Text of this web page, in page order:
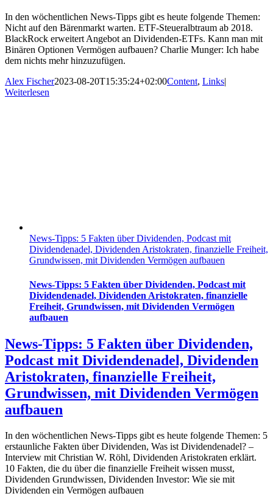
In den wöchentlichen News-Tipps gibt es heute folgende Themen:
Nicht auf den Bärenmarkt warten. ETF-Steueralbtraum ab 2018.
BlackRock erweitert Angebot an Dividenden-ETFs. Kann man mit
Binären Optionen Vermögen aufbauen? Charlie Munger: Ich habe
dem nichts mehr hinzuzufügen.
Alex Fischer2023-08-20T15:35:24+02:00Content, Links|
Weiterlesen
News-Tipps: 5 Fakten über Dividenden, Podcast mit
Dividendenadel, Dividenden Aristokraten, finanzielle Freiheit,
Grundwissen, mit Dividenden Vermögen aufbauen
News-Tipps: 5 Fakten über Dividenden, Podcast mit
Dividendenadel, Dividenden Aristokraten, finanzielle
Freiheit, Grundwissen, mit Dividenden Vermögen
aufbauen
News-Tipps: 5 Fakten über Dividenden,
Podcast mit Dividendenadel, Dividenden
Aristokraten, finanzielle Freiheit,
Grundwissen, mit Dividenden Vermögen
aufbauen
In den wöchentlichen News-Tipps gibt es heute folgende Themen: 5
erstaunliche Fakten über Dividenden, Was ist Dividendenadel? –
Interview mit Christian W. Röhl, Dividenden Aristokraten erklärt.
10 Fakten, die du über die finanzielle Freiheit wissen musst,
Dividenden Grundwissen, Dividenden Investor: Wie sie mit
Dividenden ein Vermögen aufbauen